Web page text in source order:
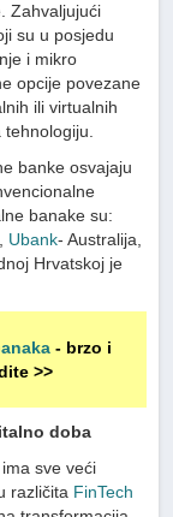
Zahvaljujući
su u posjedu
i mikro
opcije povezane
ili virtualnih
banke osvajaju
banake su:
Ubank- Australija,
Hrvatskoj je
- brzo i
>>
doba
sve veći
različita FinTech